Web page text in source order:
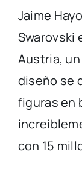
Jaime
Swarovski
Austria,
diseño se
figuras en
con 15